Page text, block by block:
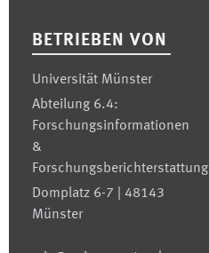
BETRIEBEN VON
Universität Münster
Abteilung 6.4:
Forschungsinformationen
&
Forschungsberichterstattung
Domplatz 6-7 | 48143
Münster